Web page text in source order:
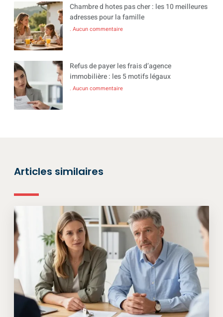
Chambre d hotes pas cher : les 10 meilleures
adresses pour la famille
Aucun commentaire
Refus de payer les frais d’agence
immobilière : les 5 motifs légaux
Aucun commentaire
Articles similaires